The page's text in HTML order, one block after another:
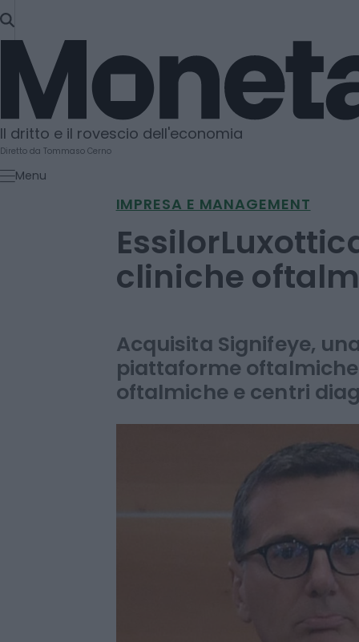
SKIP
TO
CONTENT
Moneta
Il dritto e il rovescio dell'economia
Diretto da Tommaso Cerno
Menu
IMPRESA E MANAGEMENT
cliniche
Acquisita Signifeye,
piattaforme
oftalmiche e centri